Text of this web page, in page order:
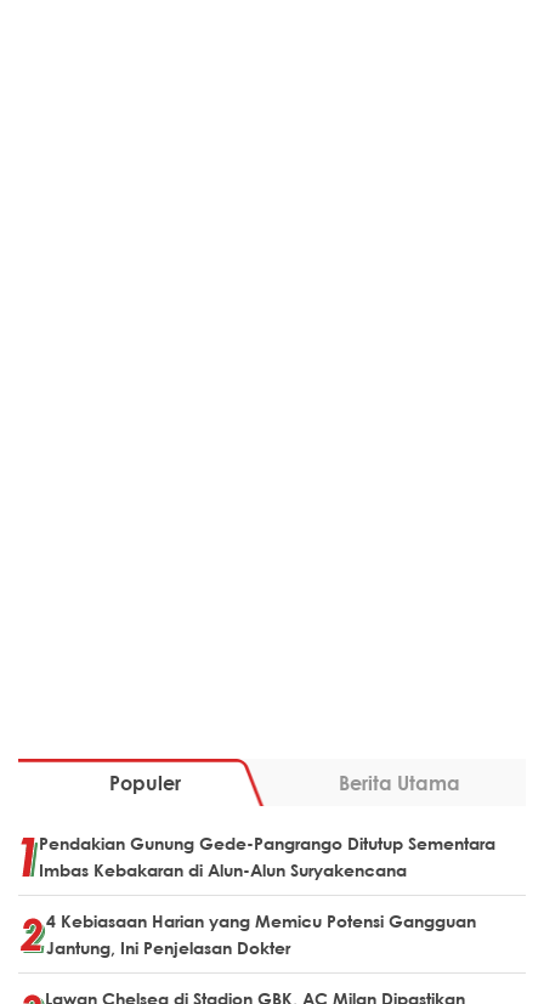
Populer Berita Utama
Pendakian Gunung Gede-Pangrango Ditutup Sementara
Imbas Kebakaran di Alun-Alun Suryakencana
4 Kebiasaan Harian yang Memicu Potensi Gangguan
Jantung, Ini Penjelasan Dokter
Lawan Chelsea di Stadion GBK, AC Milan Dipastikan